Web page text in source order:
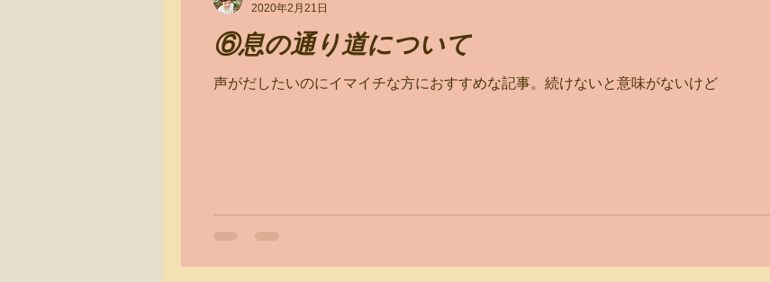
⑥息の通り道について
声がだしたいのにイマイチな方におすすめな記事。続けないと意味がないけど
2020年2月21日